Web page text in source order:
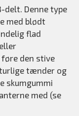
delt. Denne type
med blødt
flad
den stive
tænder og
skumgummi
med (se